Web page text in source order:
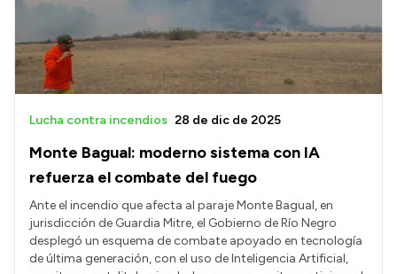
Monte Bagual: moderno sistema con IA
refuerza el combate del fuego
Lucha contra incendios 28 de dic de 2025
Ante el incendio que afecta al paraje Monte Bagual, en
jurisdicción de Guardia Mitre, el Gobierno de Río Negro
desplegó un esquema de combate apoyado en tecnología
de última generación, con el uso de Inteligencia Artificial,